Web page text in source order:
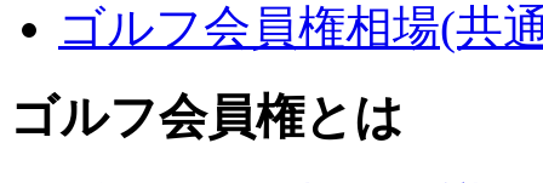
ゴルフ会員権相場(共
ゴルフ会員権とは